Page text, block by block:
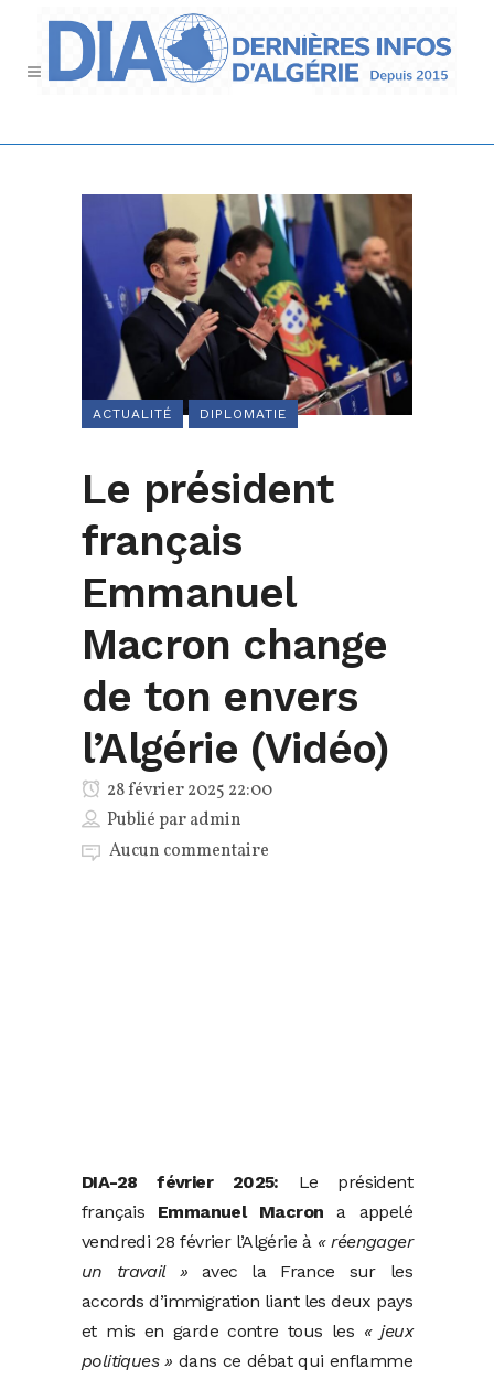
ACTUALITÉ DIPLOMATIE
Le président
français
Emmanuel
Macron change
de ton envers
l’Algérie (Vidéo)
28 février 2025 22:00
Publié paradmin
Aucun commentaire
DIA-28 février 2025: Le président
français Emmanuel Macron a appelé
vendredi 28 février l’Algérie à « réengager
un travail »avec la France sur les
accords d’immigration liant les deux pays
et mis en garde contre tous les « jeux
politiques » dans ce débat qui enflamme